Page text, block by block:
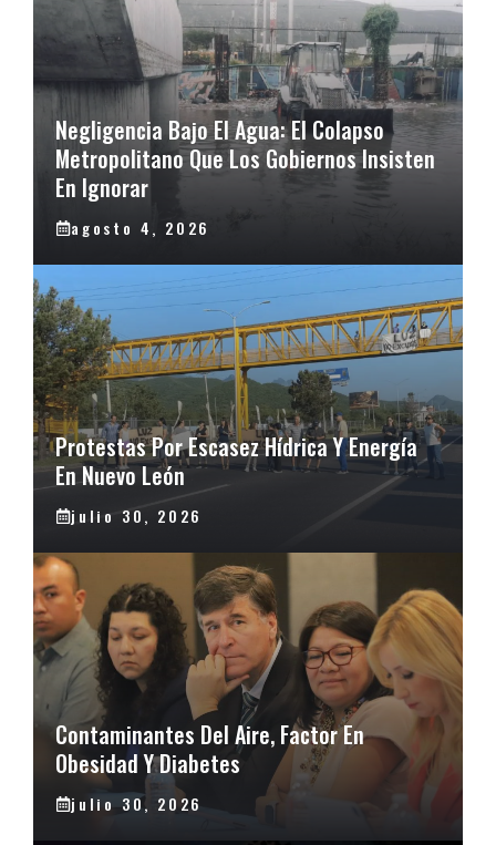
Negligencia Bajo El Agua: El Colapso
Metropolitano Que Los Gobiernos Insisten
En Ignorar
agosto 4, 2026
Protestas Por Escasez Hídrica Y Energía
En Nuevo León
julio 30, 2026
Contaminantes Del Aire, Factor En
Obesidad Y Diabetes
julio 30, 2026